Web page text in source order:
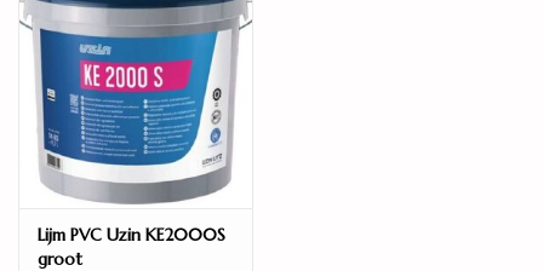
Lijm PVC Uzin KE2000S
groot